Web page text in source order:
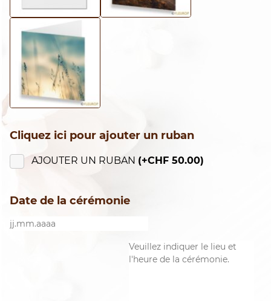
Cliquez ici pour ajouter un ruban
AJOUTER UN RUBAN (+CHF 50.00)
Date de la cérémonie